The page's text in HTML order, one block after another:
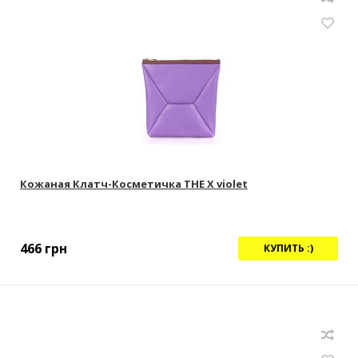
Кожаная Клатч-Косметичка THE X violet
466 грн КУПИТЬ :)